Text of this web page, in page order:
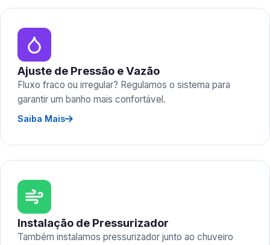
Ajuste de Pressão e Vazão
Fluxo fraco ou irregular? Regulamos o sistema para
garantir um banho mais confortável.
Saiba Mais
Instalação de Pressurizador
Também instalamos pressurizador junto ao chuveiro